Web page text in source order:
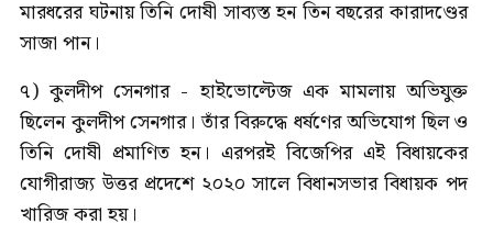
মারধরের ঘটনায় তিনি দোষী সাব্যস্ত হন তিন বছরের কারাদণ্ডের
সাজা পান।
৭) কুলদীপ সেনগার - হাইভোল্টেজ এক মামলায় অভিযুক্ত
ছিলেন কুলদীপ সেনগার। তাঁর বিরুদ্ধে ধর্ষণের অভিযোগ ছিল ও
তিনি দোষী প্রমাণিত হন। এরপরই বিজেপির এই বিধায়কের
যোগীরাজ্য উত্তর প্রদেশে ২০২০ সালে বিধানসভার বিধায়ক পদ
খারিজ করা হয়।